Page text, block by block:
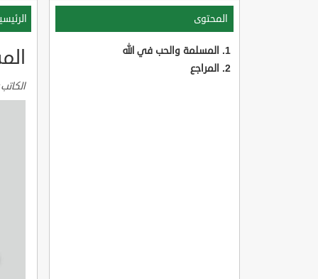
المحتوى
المسلمة والحب في الله
المراجع